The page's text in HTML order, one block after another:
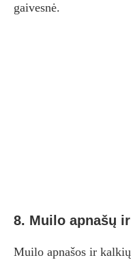
gaivesnė.
8. Muilo apnašų
Muilo apnašos ir